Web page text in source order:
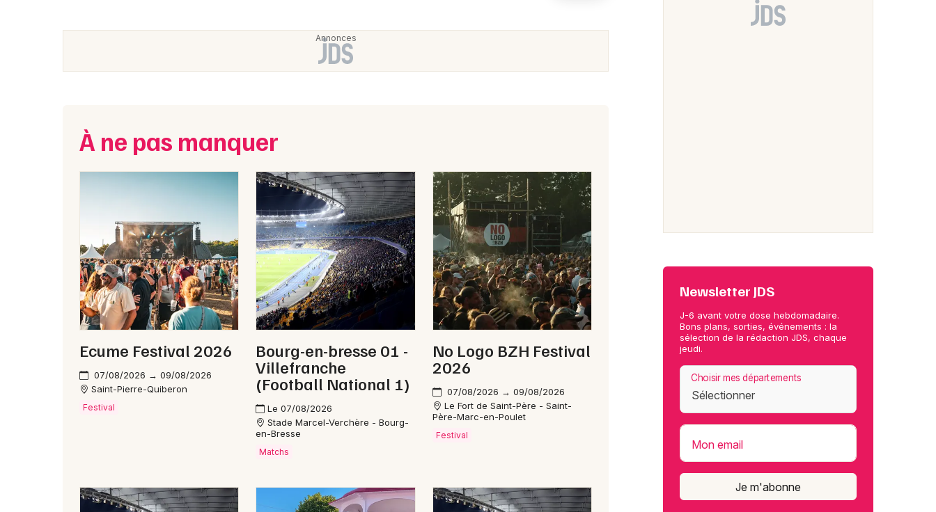
Artistes en tournée
Choisir mes départements
Mon email
Je m'abonne
À ne pas manquer
Ecume Festival 2026
07/08/2026 → 09/08/2026
Saint-Pierre-Quiberon
Festival
Bourg-en-bresse 01 -
Villefranche
(Football National 1)
Le 07/08/2026
Stade Marcel-Verchère - Bourg-
en-Bresse
Matchs
No Logo BZH Festival
2026
07/08/2026 → 09/08/2026
Le Fort de Saint-Père - Saint-
Père-Marc-en-Poulet
Festival
Newsletter JDS
J-6 avant votre dose hebdomadaire.
Bons plans, sorties, événements : la
sélection de la rédaction JDS, chaque
jeudi.
Choisir mes départements
Mon email
Je m'abonne